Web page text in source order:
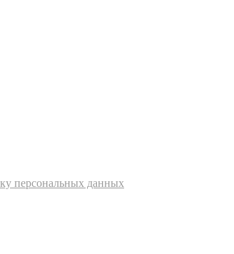
персональных данных